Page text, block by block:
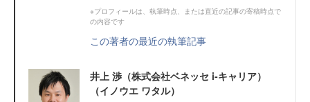
※プロフィールは、執筆時点、または直近の記事の寄稿時点で
の内容です
この著者の最近の執筆記事
井上 渉（株式会社ベネッセ i-キャリア）
（イノウエ ワタル）